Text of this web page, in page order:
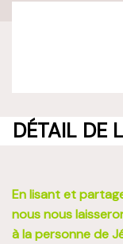
DÉTAIL DE
En lisant et
nous nous
à la personne de